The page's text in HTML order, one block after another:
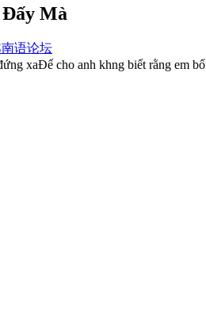
Mà
语论坛
xaĐể cho anh khng biết rằng em